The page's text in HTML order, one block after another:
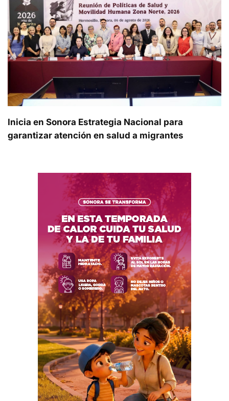
Inicia en Sonora Estrategia Nacional para
garantizar atención en salud a migrantes